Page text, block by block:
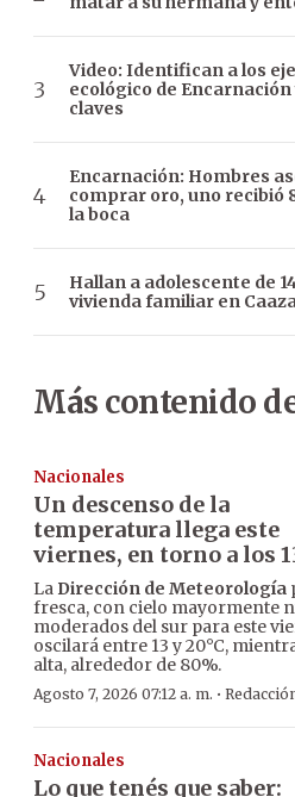
Video: Identifican a los
ecológico de
claves
Encarnación: Hombres
comprar oro, uno recibió
la boca
Hallan a adolescente de
vivienda familiar en
Más contenido
Nacionales
Un descenso de la
temperatura llega este
viernes, en torno a los
La Dirección de Meteorología
fresca, con cielo mayormente
moderados del sur para este
oscilará entre 13 y 20°C,
alta, alrededor de 80%.
Agosto 7, 2026 07:12 a. m. ·
Nacionales
Lo que tenés que saber: